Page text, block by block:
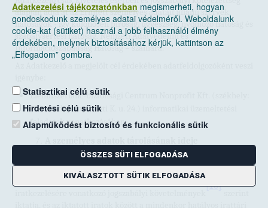
alapján adja át az Érintett személyes adatait állami szervek,
hatóságok - így különösen bíróság, ügyészség, nyomozó hatóság és
szabálysértési hatóság, Nemzeti Adatvédelmi és
Információszabadság Hatóság – számára.
Élelmiszerlánc-biztonsági Centrum Nonprofit Kft. (székhely:
1024 Budapest, Keleti K. u. 24.) informatikai üzemeltetési
feladatok vonatkozásában
Az irattári terv szerint nem kerül selejtezésre.
Az adatokat az Adatkezelő a közfeladatot ellátó szervek
[10]
Adatkezelési tájékoztatónkban megismerheti, hogyan
gondoskodunk személyes adatai védelméről. Weboldalunk
cookie-kat (sütiket) használ a jobb felhasználói élmény
érdekében, melynek biztosításához kérjük, kattintson az
„Elfogadom” gombra.
Statisztikai célú sütik
Hirdetési célú sütik
Alapműködést biztosító és funkcionális sütik
ÖSSZES SÜTI ELFOGADÁSA
KIVÁLASZTOTT SÜTIK ELFOGADÁSA